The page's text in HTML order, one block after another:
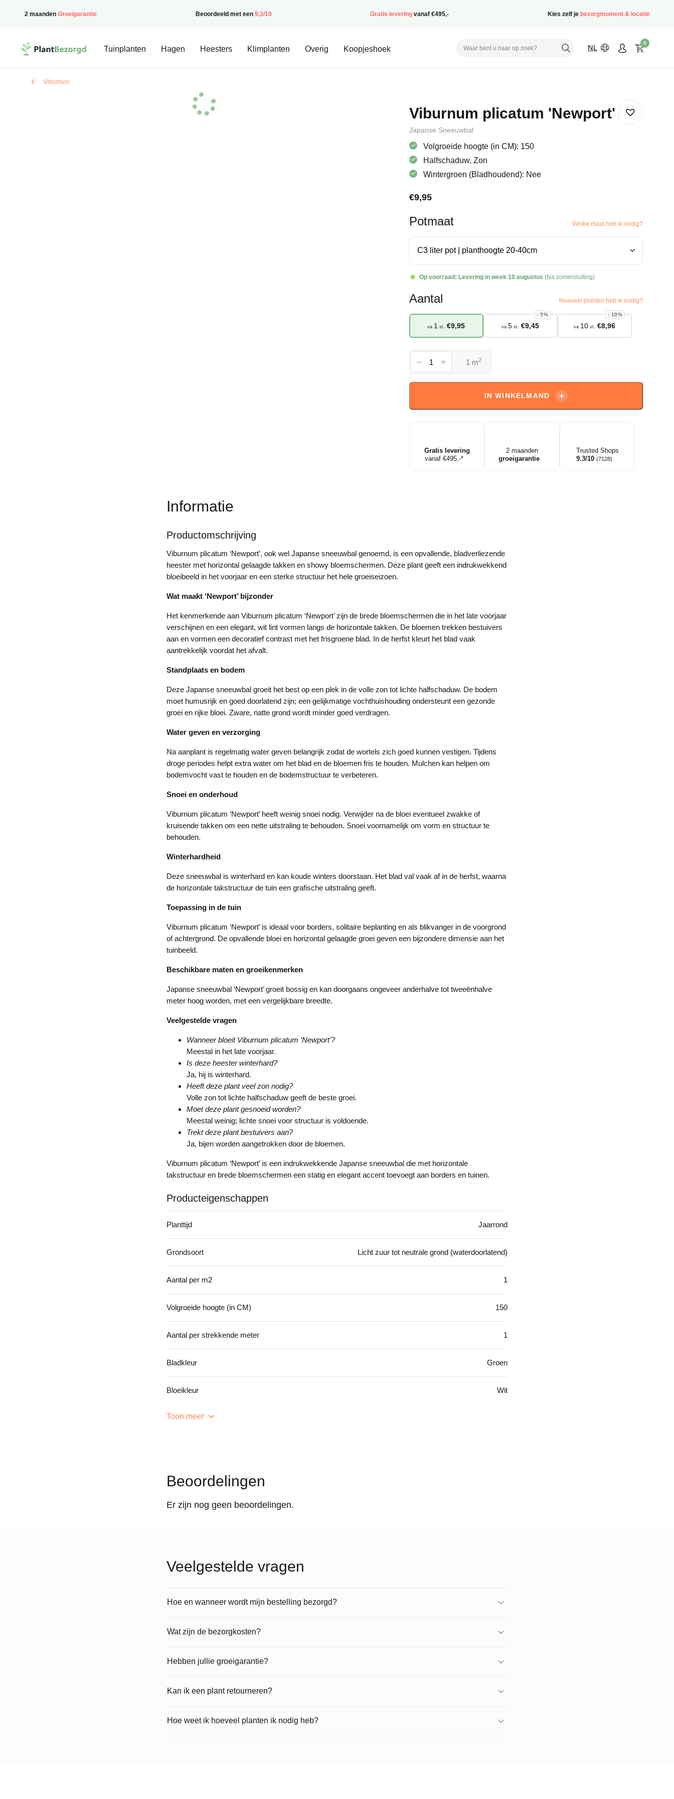
2 maanden Groeigarantie Beoordeeld met een 9,3/10 Gratis levering vanaf €495,- Kies zelf je bezorgmoment & locatie
PlantBezorgd
Tuinplanten Hagen Heesters Klimplanten Overig Koopjeshoek NL
0
Viburnum
Viburnum plicatum 'Newport'
Japanse Sneeuwbal
Volgroeide hoogte (in CM): 150
Halfschaduw, Zon
Wintergroen (Bladhoudend): Nee
€9,95
Potmaat Welke maat heb ik nodig?
Op voorraad: Levering in week 10 augustus (Na zomersluiting)
Aantal Hoeveel planten heb ik nodig?
va 1 st. €9,95 va5 st. €9,45
5%
va 10 st. €8,96
10%
Viburnum
plicatum 'Newport'
Japanse
m2
IN WINKELMAND
Gratis levering
vanaf €495,-*
2 maanden
groeigarantie
Trusted Shops
9.3/10 (7128)
Informatie
Productomschrijving
Viburnum plicatum ‘Newport’, ook wel Japanse sneeuwbal genoemd, is een opvallende, bladverliezende
heester met horizontal gelaagde takken en showy bloemschermen. Deze plant geeft een indrukwekkend
bloeibeeld in het voorjaar en een sterke structuur het hele groeiseizoen.
Wat maakt ‘Newport’ bijzonder
Het kenmerkende aan Viburnum plicatum ‘Newport’ zijn de brede bloemschermen die in het late voorjaar
verschijnen en een elegant, wit lint vormen langs de horizontale takken. De bloemen trekken bestuivers
aan en vormen een decoratief contrast met het frisgroene blad. In de herfst kleurt het blad vaak
aantrekkelijk voordat het afvalt.
Standplaats en bodem
Deze Japanse sneeuwbal groeit het best op een plek in de volle zon tot lichte halfschaduw. De bodem
moet humusrijk en goed doorlatend zijn; een gelijkmatige vochthuishouding ondersteunt een gezonde
groei en rijke bloei. Zware, natte grond wordt minder goed verdragen.
Water geven en verzorging
Na aanplant is regelmatig water geven belangrijk zodat de wortels zich goed kunnen vestigen. Tijdens
droge periodes helpt extra water om het blad en de bloemen fris te houden. Mulchen kan helpen om
bodemvocht vast te houden en de bodemstructuur te verbeteren.
Snoei en onderhoud
Viburnum plicatum ‘Newport’ heeft weinig snoei nodig. Verwijder na de bloei eventueel zwakke of
kruisende takken om een nette uitstraling te behouden. Snoei voornamelijk om vorm en structuur te
behouden.
Winterhardheid
Deze sneeuwbal is winterhard en kan koude winters doorstaan. Het blad val vaak af in de herfst, waarna
de horizontale takstructuur de tuin een grafische uitstraling geeft.
Toepassing in de tuin
Viburnum plicatum ‘Newport’ is ideaal voor borders, solitaire beplanting en als blikvanger in de voorgrond
of achtergrond. De opvallende bloei en horizontal gelaagde groei geven een bijzondere dimensie aan het
tuinbeeld.
Beschikbare maten en groeikenmerken
Japanse sneeuwbal ‘Newport’ groeit bossig en kan doorgaans ongeveer anderhalve tot tweeënhalve
meter hoog worden, met een vergelijkbare breedte.
Veelgestelde vragen
Wanneer bloeit Viburnum plicatum ‘Newport’?
Meestal in het late voorjaar.
Is deze heester winterhard?
Ja, hij is winterhard.
Heeft deze plant veel zon nodig?
Volle zon tot lichte halfschaduw geeft de beste groei.
Moet deze plant gesnoeid worden?
Meestal weinig; lichte snoei voor structuur is voldoende.
Trekt deze plant bestuivers aan?
Ja, bijen worden aangetrokken door de bloemen.
Viburnum plicatum ‘Newport’ is een indrukwekkende Japanse sneeuwbal die met horizontale
takstructuur en brede bloemschermen een statig en elegant accent toevoegt aan borders en tuinen.
Producteigenschappen
Planttijd Jaarrond
Grondsoort Licht zuur tot neutrale grond (waterdoorlatend)
Aantal per m2 1
Volgroeide hoogte (in CM) 150
Aantal per strekkende meter 1
Bladkleur Groen
Bloeikleur Wit
Toon meer
Beoordelingen
Er zijn nog geen beoordelingen.
Veelgestelde vragen
Hoe en wanneer wordt mijn bestelling bezorgd?
Wat zijn de bezorgkosten?
Hebben jullie groeigarantie?
Kan ik een plant retourneren?
Hoe weet ik hoeveel planten ik nodig heb?